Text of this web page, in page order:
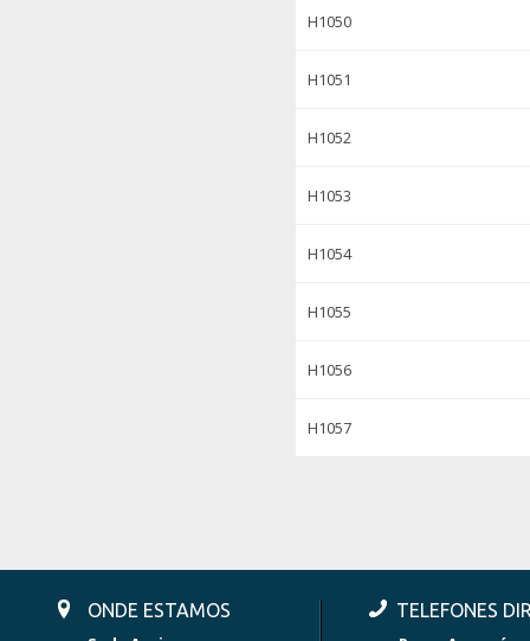
H1050
H1051
H1052
H1053
H1054
H1055
H1056
H1057
ONDE ESTAMOS
TELEFONES